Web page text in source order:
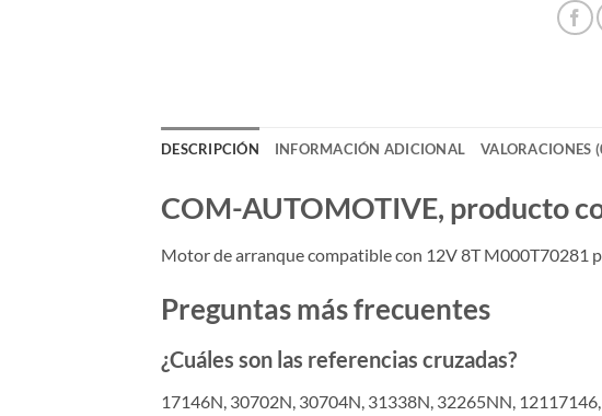
DESCRIPCIÓN INFORMACIÓN ADICIONAL VALORACIONES
COM-AUTOMOTIVE, producto
Motor de arranque compatible con 12V 8T M000T70281
Preguntas más frecuentes
¿Cuáles son las referencias cruzadas?
17146N, 30702N, 30704N, 31338N, 32265NN,